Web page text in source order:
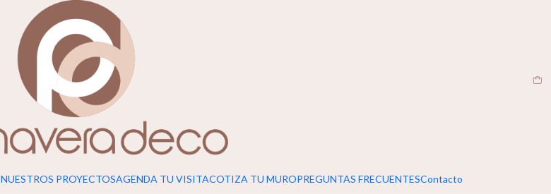
NUESTROS PROYECTOSAGENDA TU VISITACOTIZA TU MUROPREGUNTAS FRECUENTESContacto
Posavasos Banana Breeze
Cantidad
Agregar Al Carro